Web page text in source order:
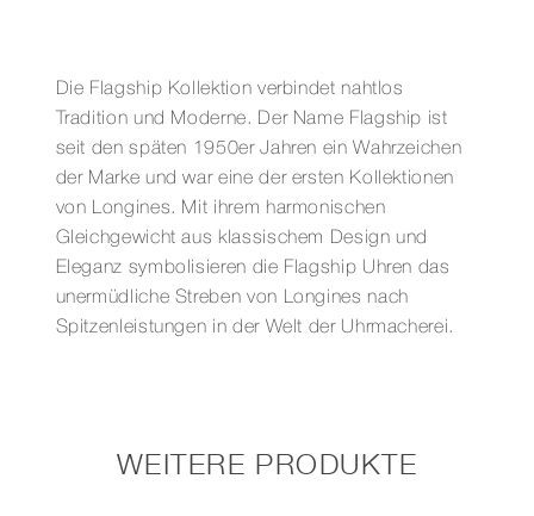
Die Flagship Kollektion verbindet nahtlos
Tradition und Moderne. Der Name Flagship ist
seit den späten 1950er Jahren ein Wahrzeichen
der Marke und war eine der ersten Kollektionen
von Longines. Mit ihrem harmonischen
Gleichgewicht aus klassischem Design und
Eleganz symbolisieren die Flagship Uhren das
unermüdliche Streben von Longines nach
Spitzenleistungen in der Welt der Uhrmacherei.
WEITERE PRODUKTE